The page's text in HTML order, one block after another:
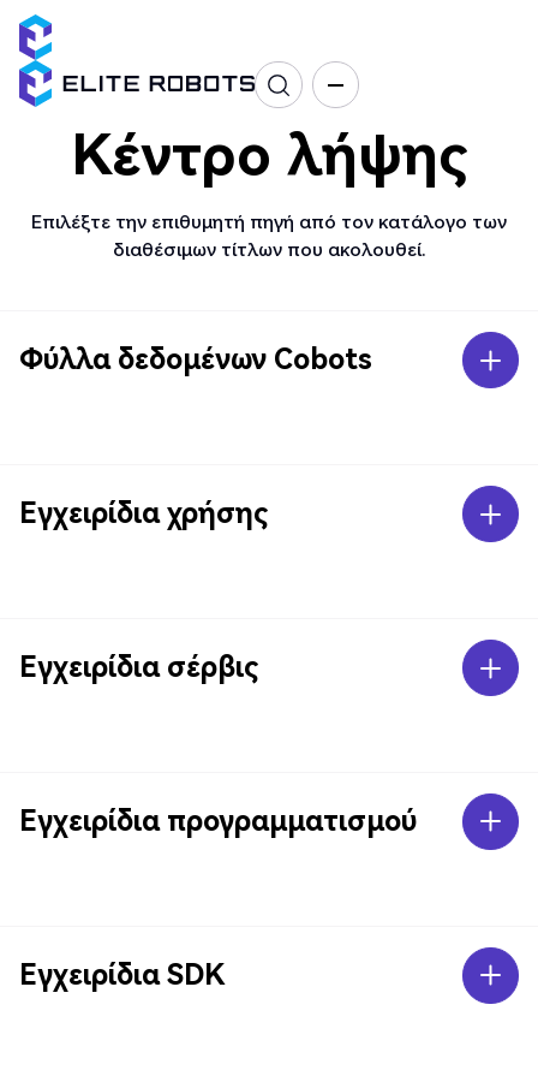
Κέντρο λήψης
Επιλέξτε την επιθυμητή πηγή από τον κατάλογο των
διαθέσιμων τίτλων που ακολουθεί.
Φύλλα δεδομένων Cobots
Εγχειρίδια χρήσης
Εγχειρίδια σέρβις
Εγχειρίδια προγραμματισμού
Εγχειρίδια SDK